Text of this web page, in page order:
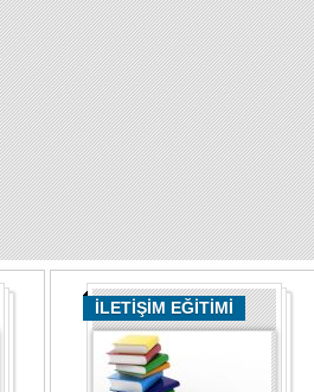
İLETİŞİM EĞİTİMİ